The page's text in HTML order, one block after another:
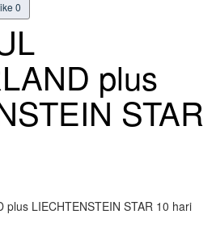
0
plus
STAR
plus LIECHTENSTEIN STAR 10 hari